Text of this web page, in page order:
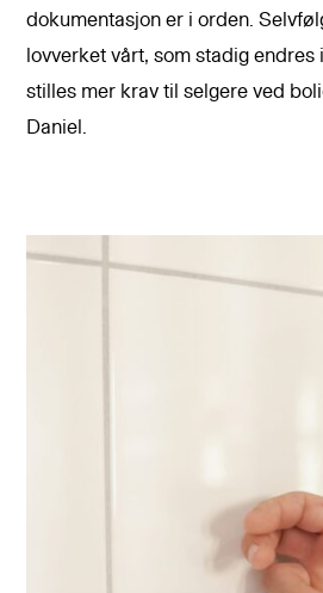
dokumentasjon er i orden.
lovverket vårt, som stadig endres
stilles mer krav til selgere ved
Daniel.